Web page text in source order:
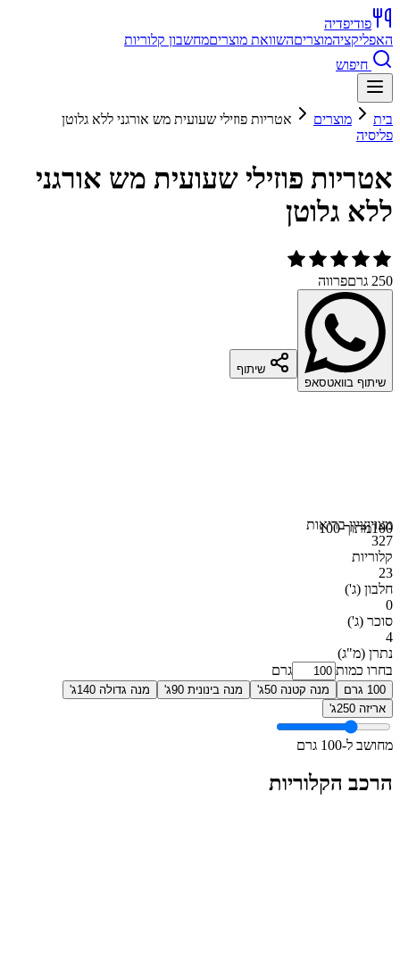
פודיפדיה
האפליקציהמוצריםהשוואת מוצריםמחשבון קלוריות
חיפוש
בית מוצרים
אטריות פוזילי שעועית מש אורגני ללא גלוטן
פליסיה
אטריות פוזילי שעועית מש אורגני
ללא גלוטן
250 גרם פרווה
שיתוף בוואטסאפ
שיתוף
100מתוך 100מצויןציון בריאות
327
קלוריות
23
חלבון (ג')
0
סוכר (ג')
4
נתרן (מ"ג)
בחרו כמות
גרם
100 גרם מנה קטנה 50ג' מנה בינונית 90ג'
מנה גדולה 140ג'
אריזה 250ג'
מחושב ל-100 גרם
הרכב הקלוריות